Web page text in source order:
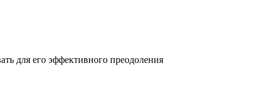
для его эффективного преодоления